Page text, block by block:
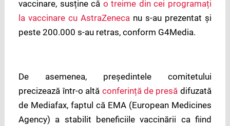
vaccinare, susține că o treime din cei programați
la vaccinare cu AstraZeneca nu s-au prezentat și
peste 200.000 s-au retras, conform G4Media.
De asemenea, președintele comitetului
precizează într-o altă conferință de presă difuzată
de Mediafax, faptul că EMA (European Medicines
Agency) a stabilit beneficiile vaccinării ca fiind